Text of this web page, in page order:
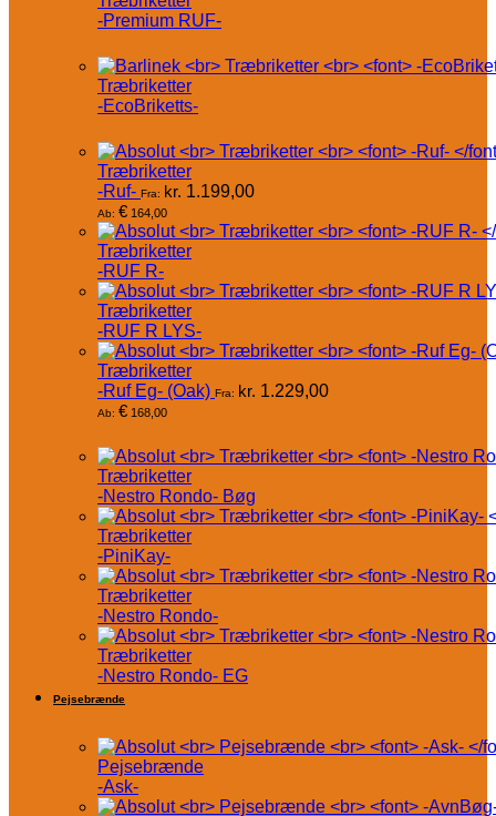
-Premium RUF-
Træbriketter
-EcoBriketts-
Træbriketter
-Ruf- Fra: kr. 1.199,00
Ab: € 164,00
Træbriketter
-RUF R-
Træbriketter
-RUF R LYS-
Træbriketter
-Ruf Eg- (Oak) Fra: kr. 1.229,00
Ab: € 168,00
Træbriketter
-Nestro Rondo- Bøg
Træbriketter
-PiniKay-
Træbriketter
-Nestro Rondo-
Træbriketter
-Nestro Rondo- EG
Pejsebrænde
Pejsebrænde
-Ask-